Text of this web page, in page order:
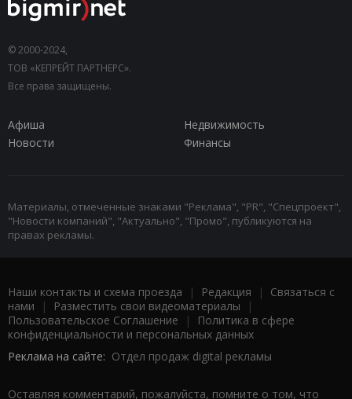
© 2000-2024,
ТОВ «КЕПРЕЙТ ПАРТНЕРС».
Все права защищены.
Афиша
Недвижимость
Новости
Финансы
Материалы, отмеченные знаками "Реклама", "PR", "Спецпроект",
"Новости компаний", "Актуально", "Промо", публикуются на
правах рекламы.
Наши контакты и схема проезда | Редакция | Связаться с
нами | Разместить свои видеоматериалы |
Пользовательское Соглашение |
Политика в сфере
конфиденциальности и персональных данных
Реклама на сайте: Отдел продаж digital рекламы
Оставляя комментарий, пожалуйста, помните о том, что